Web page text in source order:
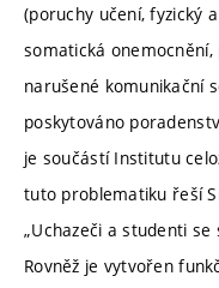
(poruchy učení, fyzický
somatická
narušené komunikační
poskytováno
je součástí Institutu
tuto problematiku řeší
„Uchazeči a studenti
Rovněž je vytvořen